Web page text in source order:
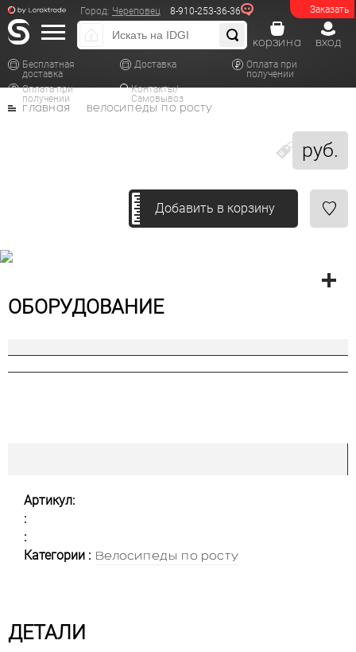
Заказать
Город: Череповец 8-910-253-36-36
Бесплатная
доставка
Доставка
Оплата при
получении
Оплата при
получении
Контакты/
Самовывоз
вход
корзина
руб.
главная велосипеды по росту
Добавить в корзину
ОБОРУДОВАНИЕ
Артикул:
:
:
Категории : Велосипеды по росту
ДЕТАЛИ